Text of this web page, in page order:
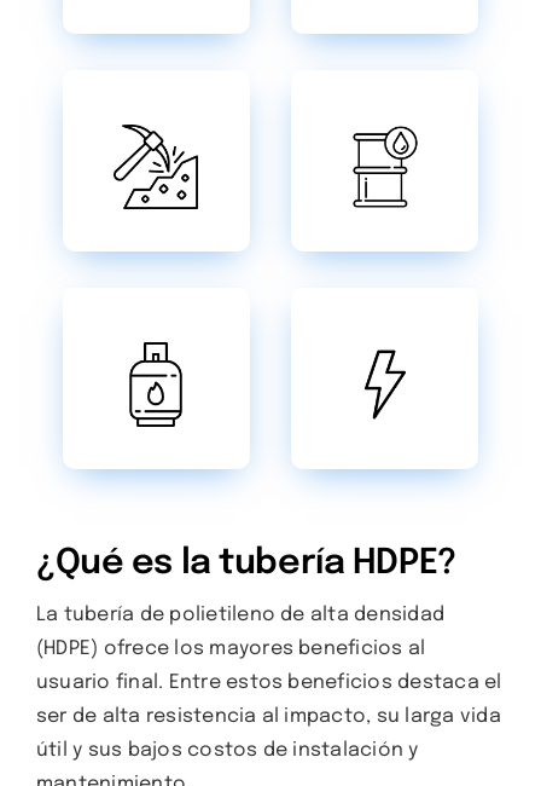
¿Qué es la tubería HDPE?
La tubería de polietileno de alta densidad
(HDPE) ofrece los mayores beneficios al
usuario final. Entre estos beneficios destaca el
ser de alta resistencia al impacto, su larga vida
útil y sus bajos costos de instalación y